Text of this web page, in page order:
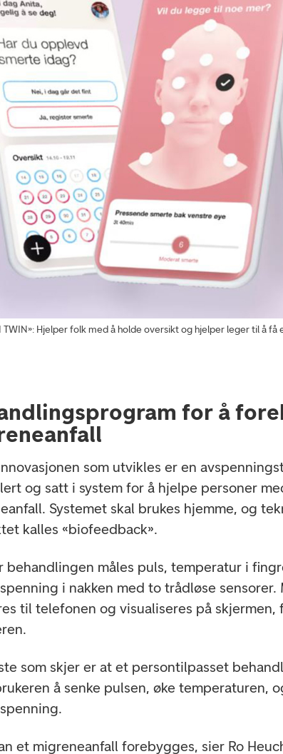
TWIN»: Hjelper folk med å holde oversikt og hjelper leger til å
for å
som utvikles er en
og satt i system for å hjelpe personer
Systemet skal brukes hjemme, og
kalles «biofeedback».
behandlingen måles puls, temperatur i
i nakken med to trådløse sensorer.
til telefonen og visualiseres på skjermen,
som skjer er at et persontilpasset
å senke pulsen, øke temperaturen,
et migreneanfall forebygges, sier Ro